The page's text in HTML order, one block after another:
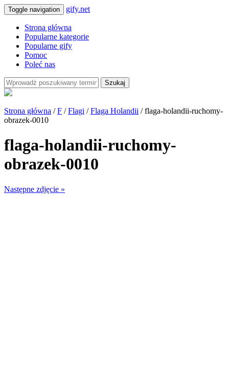
Toggle navigation gify.net
Strona główna
Popularne kategorie
Popularne gify
Pomoc
Poleć nas
Szukaj
Strona główna /F /Flagi /Flaga Holandii / flaga-holandii-ruchomy-
obrazek-0010
flaga-holandii-ruchomy-
obrazek-0010
Następne zdjęcie »